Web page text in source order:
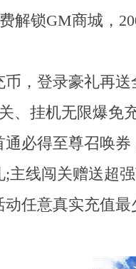
解锁GM商城，
，登录豪礼再送
、挂机无限爆免
必得至尊召唤券
线闯关赠送超
任意真实充值最